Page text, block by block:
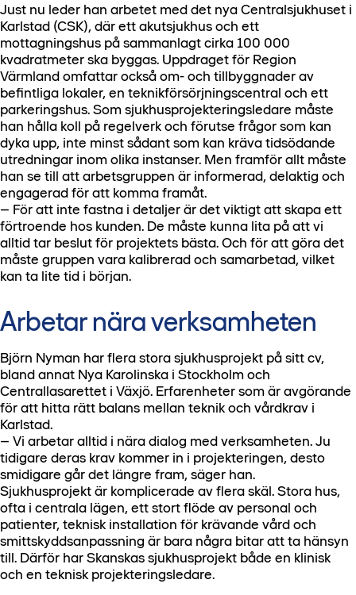
Just nu leder han arbetet med det nya Centralsjukhuset i
Karlstad (CSK), där ett akutsjukhus och ett
mottagningshus på sammanlagt cirka 100 000
kvadratmeter ska byggas. Uppdraget för Region
Värmland omfattar också om- och tillbyggnader av
befintliga lokaler, en teknikförsörjningscentral och ett
parkeringshus. Som sjukhusprojekteringsledare måste
han hålla koll på regelverk och förutse frågor som kan
dyka upp, inte minst sådant som kan kräva tidsödande
utredningar inom olika instanser. Men framför allt måste
han se till att arbetsgruppen är informerad, delaktig och
engagerad för att komma framåt.
– För att inte fastna i detaljer är det viktigt att skapa ett
förtroende hos kunden. De måste kunna lita på att vi
alltid tar beslut för projektets bästa. Och för att göra det
måste gruppen vara kalibrerad och samarbetad, vilket
kan ta lite tid i början.
Arbetar nära verksamheten
Björn Nyman har flera stora sjukhusprojekt på sitt cv,
bland annat Nya Karolinska i Stockholm och
Centrallasarettet i Växjö. Erfarenheter som är avgörande
för att hitta rätt balans mellan teknik och vårdkrav i
Karlstad.
– Vi arbetar alltid i nära dialog med verksamheten. Ju
tidigare deras krav kommer in i projekteringen, desto
smidigare går det längre fram, säger han.
Sjukhusprojekt är komplicerade av flera skäl. Stora hus,
ofta i centrala lägen, ett stort flöde av personal och
patienter, teknisk installation för krävande vård och
smittskyddsanpassning är bara några bitar att ta hänsyn
till. Därför har Skanskas sjukhusprojekt både en klinisk
och en teknisk projekteringsledare.